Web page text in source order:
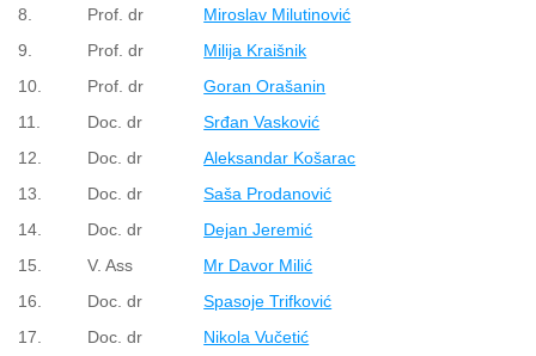
8.
Prof. dr
Miroslav Milutinović
9.
Prof. dr
Milija Kraišnik
10.
Prof. dr
Goran Orašanin
11.
Doc. dr
Srđan Vasković
12.
Doc. dr
Aleksandar Košarac
13.
Doc. dr
Saša Prodanović
14.
Doc. dr
Dejan Jeremić
15.
V. Ass
Mr Davor Milić
16.
Doc. dr
Spasoje Trifković
17.
Doc. dr
Nikola Vučetić